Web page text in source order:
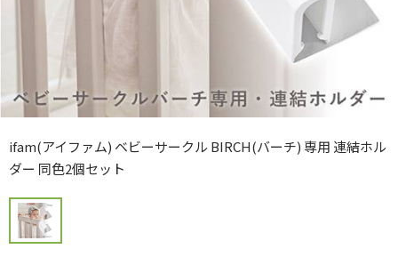
ifam(アイファム) ベビーサークル BIRCH(バーチ) 専用 連結ホル
ダー 同色2個セット